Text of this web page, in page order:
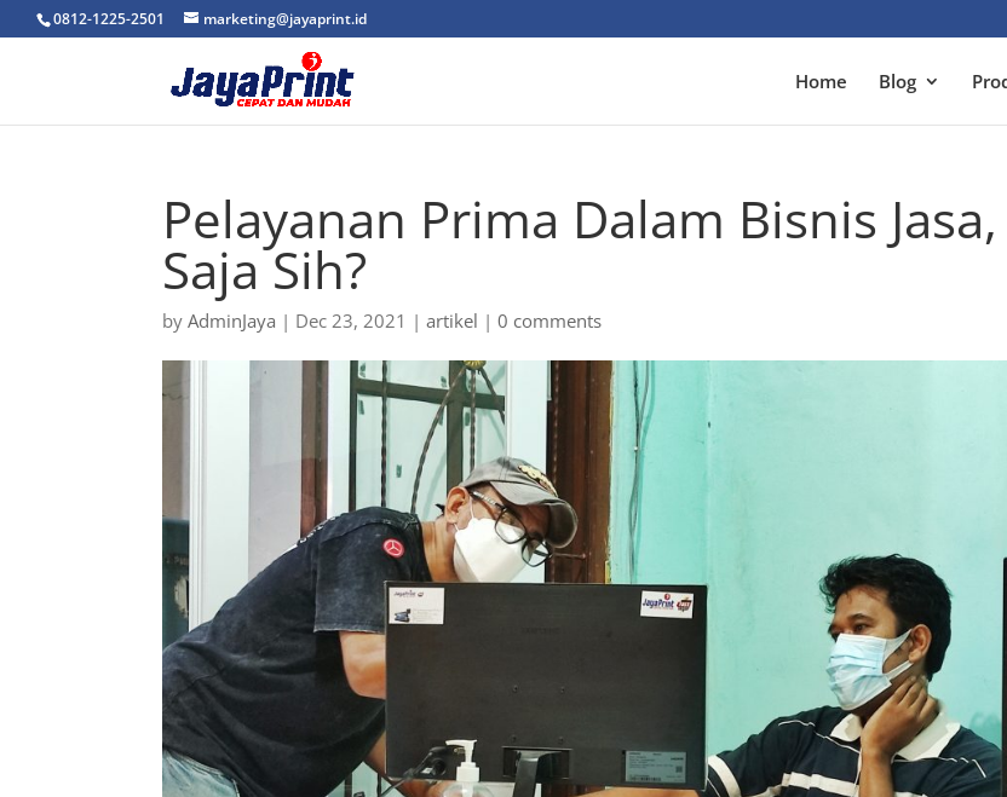
0812-1225-2501 marketing@jayaprint.id
Home Blog
Pelayanan Prima Dalam Bisnis
Saja Sih?
byAdminJaya | Dec 23, 2021 |artikel |0 comments